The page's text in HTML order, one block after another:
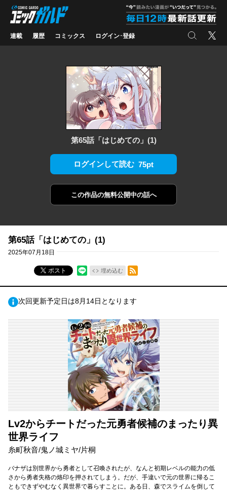
コミックガルド
連載 履歴 コミックス ログイン･登録 検索 X
第65話「はじめての」(1)
ログインして読む 75pt
この作品の無料公開中の話へ
第65話「はじめての」(1)
2025年07月18日
ポスト 埋め込む
RSSフィード
次回更新予定日は8月14日となります
Lv2からチートだった元勇者候補のまったり異
世界ライフ
糸町秋音/鬼ノ城ミヤ/片桐
バナザは別世界から勇者として召喚されたが、なんと初期レベルの能力の低
さから勇者失格の烙印を押されてしまう。だが、手違いで元の世界に帰るこ
ともできずやむなく異世界で暮らすことに。ある日、森でスライムを倒して